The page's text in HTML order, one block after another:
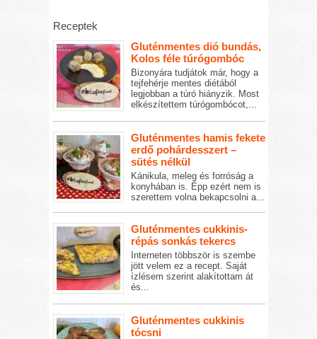
Receptek
Gluténmentes dió bundás,
Kolos féle túrógombóc
Bizonyára tudjátok már, hogy a
tejfehérje mentes diétából
legjobban a túró hiányzik. Most
elkészítettem túrógombócot,...
Gluténmentes hamis fekete
erdő pohárdesszert –
sütés nélkül
Kánikula, meleg és forróság a
konyhában is. Épp ezért nem is
szerettem volna bekapcsolni a...
Gluténmentes cukkinis-
répás sonkás tekercs
Interneten többször is szembe
jött velem ez a recept. Saját
ízlésem szerint alakítottam át
és...
Gluténmentes cukkinis
tócsni